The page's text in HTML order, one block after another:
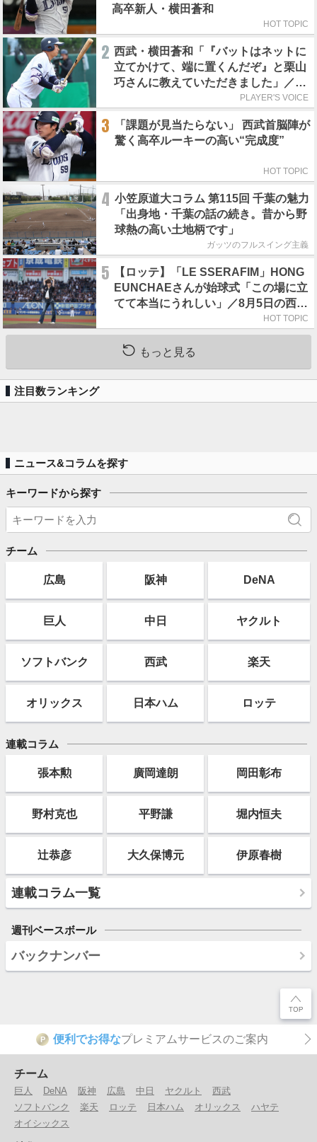
高卒新人・横田蒼和
HOT TOPIC
2 西武・横田蒼和「『バットはネットに
立てかけて、端に置くんだぞ』と栗山
巧さんに教えていただきました」／憧
PLAYER'S VOICE
3
「課題が見当たらない」 西武首脳陣が
驚く高卒ルーキーの高い“完成度”
HOT TOPIC
4 小笠原道大コラム 第115回 千葉の魅力
「出身地・千葉の話の続き。昔から野
球熱の高い土地柄です」
ガッツのフルスイング主義
5
【ロッテ】「LE SSERAFIM」HONG
EUNCHAEさんが始球式「この場に立
てて本当にうれしい」／8月5日の西武
HOT TOPIC
もっと見る
注目数ランキング
ニュース&コラムを探す
キーワードから探す
チーム
広島 阪神 DeNA
巨人 中日 ヤクルト
ソフトバンク 西武 楽天
オリックス 日本ハム ロッテ
連載コラム
張本勲 廣岡達朗 岡田彰布
野村克也 平野謙 堀内恒夫
辻恭彦 大久保博元 伊原春樹
連載コラム一覧
週刊ベースボール
バックナンバー
P 便利でお得なプレミアムサービスのご案内
チーム
巨人 DeNA 阪神 広島 中日 ヤクルト
西武
ソフトバンク
楽天 ロッテ 日本ハム オリックス
ハヤテ
オイシックス